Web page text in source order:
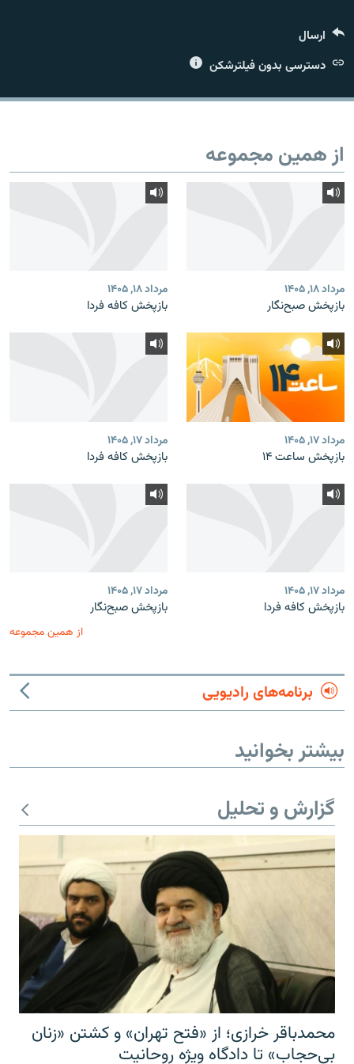
زبان‌های دیگر
ارسال
دسترسی بدون فیلترشکن
از همین مجموعه
مرداد ۱۸, ۱۴۰۵
بازپخش صبح‌نگار
مرداد ۱۸, ۱۴۰۵
بازپخش کافه فردا
مرداد ۱۷, ۱۴۰۵
بازپخش ساعت ۱۴
مرداد ۱۷, ۱۴۰۵
بازپخش کافه فردا
مرداد ۱۷, ۱۴۰۵
بازپخش کافه فردا
مرداد ۱۷, ۱۴۰۵
بازپخش صبح‌نگار
از همین مجموعه
برنامه‌های رادیویی
بیشتر بخوانید
گزارش و تحلیل
محمدباقر خرازی؛ از «فتح تهران» و کشتن «زنان
بی‌حجاب» تا دادگاه ویژه روحانیت